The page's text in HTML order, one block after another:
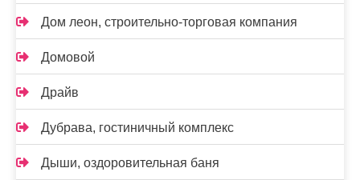
Дом леон, строительно-торговая компания
Домовой
Драйв
Дубрава, гостиничный комплекс
Дыши, оздоровительная баня